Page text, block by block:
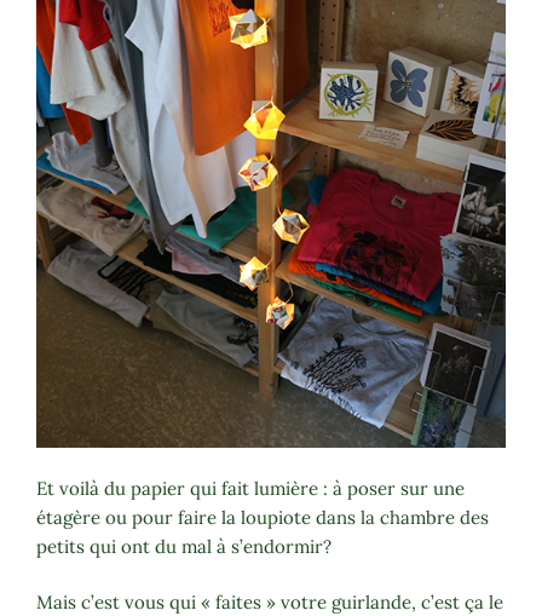
Et voilà du papier qui fait lumière : à poser sur une
étagère ou pour faire la loupiote dans la chambre des
petits qui ont du mal à s’endormir?
Mais c’est vous qui « faites » votre guirlande, c’est ça le